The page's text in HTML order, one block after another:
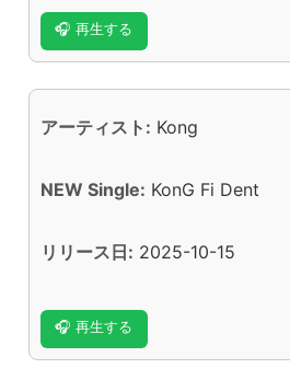
🎧 再生する
アーティスト: Kong
NEW Single: KonG Fi Dent
リリース日: 2025-10-15
🎧 再生する